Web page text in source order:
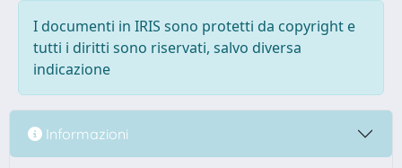
I documenti in IRIS sono protetti da copyright e
tutti i diritti sono riservati, salvo diversa
indicazione
Informazioni